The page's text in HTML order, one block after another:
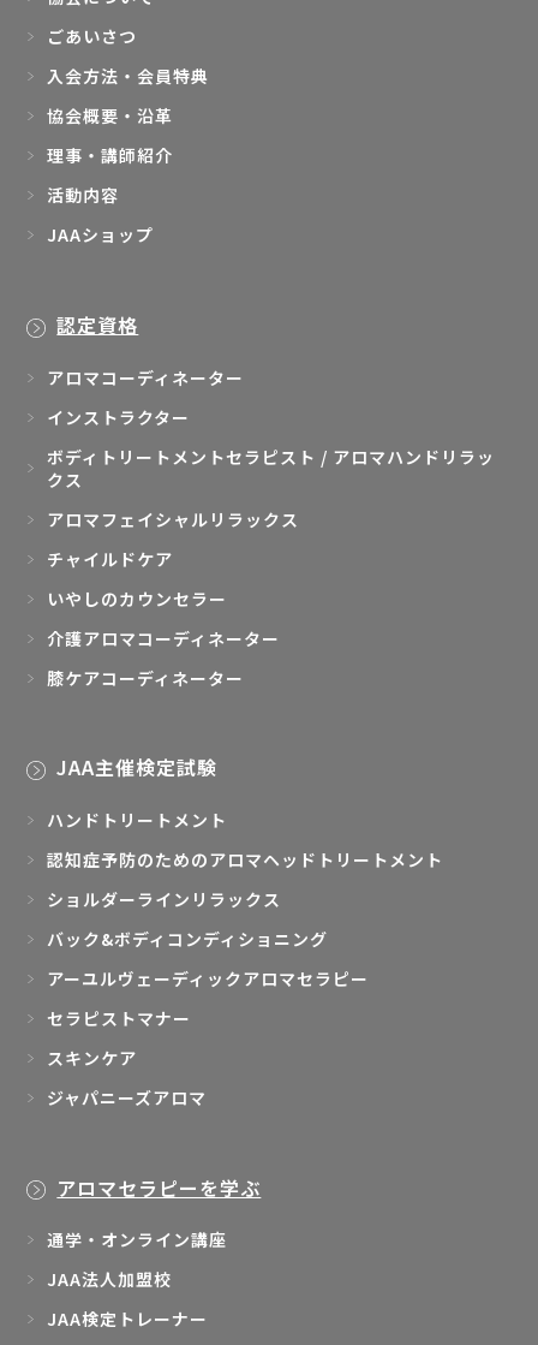
ごあいさつ
入会方法・会員特典
協会概要・沿革
理事・講師紹介
活動内容
JAAショップ
認定資格
アロマコーディネーター
インストラクター
ボディトリートメントセラピスト / アロマハンドリラッ
クス
アロマフェイシャルリラックス
チャイルドケア
いやしのカウンセラー
介護アロマコーディネーター
膝ケアコーディネーター
JAA主催検定試験
ハンドトリートメント
認知症予防のためのアロマヘッドトリートメント
ショルダーラインリラックス
バック&ボディコンディショニング
アーユルヴェーディックアロマセラピー
セラピストマナー
スキンケア
ジャパニーズアロマ
アロマセラピーを学ぶ
通学・オンライン講座
JAA法人加盟校
JAA検定トレーナー